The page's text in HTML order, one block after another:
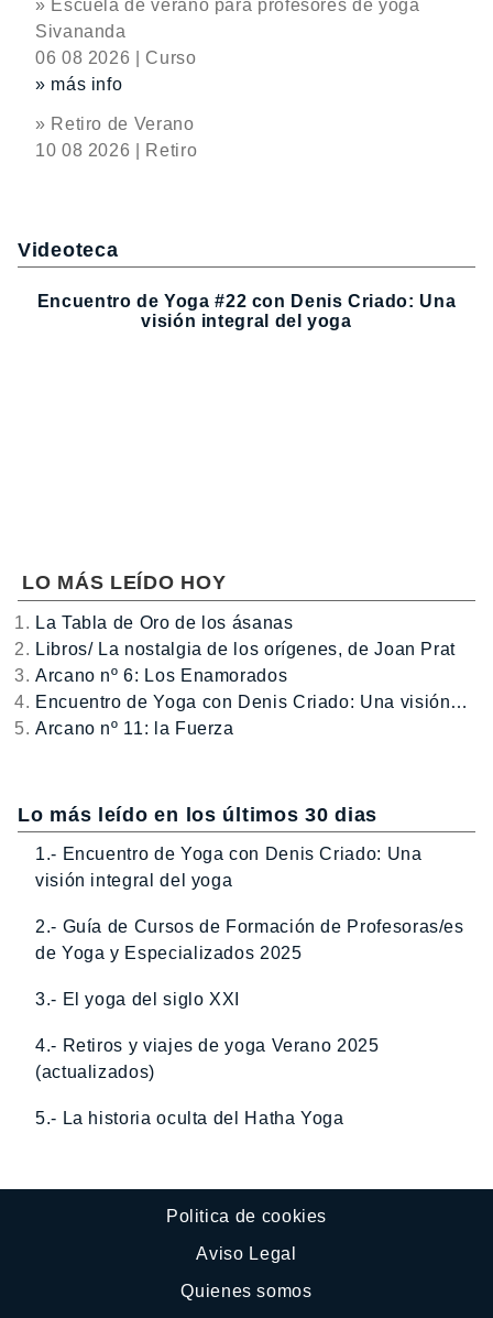
» Escuela de verano para profesores de yoga
Sivananda
06 08 2026 | Curso
» más info
» Retiro de Verano
10 08 2026 | Retiro
Videoteca
Encuentro de Yoga #22 con Denis Criado: Una
visión integral del yoga
LO MÁS LEÍDO HOY
La Tabla de Oro de los ásanas
Libros/ La nostalgia de los orígenes, de Joan Prat
Arcano nº 6: Los Enamorados
Encuentro de Yoga con Denis Criado: Una visión…
Arcano nº 11: la Fuerza
Lo más leído en los últimos 30 dias
1.- Encuentro de Yoga con Denis Criado: Una
visión integral del yoga
2.- Guía de Cursos de Formación de Profesoras/es
de Yoga y Especializados 2025
3.- El yoga del siglo XXI
4.- Retiros y viajes de yoga Verano 2025
(actualizados)
5.- La historia oculta del Hatha Yoga
Politica de cookies
Aviso Legal
Quienes somos